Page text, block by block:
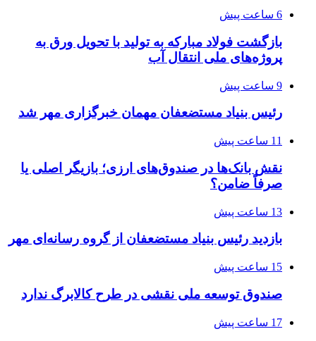
6 ساعت پیش
بازگشت فولاد مبارکه به تولید با تحویل ورق به
پروژه‌های ملی انتقال آب
9 ساعت پیش
رئیس بنیاد مستضعفان مهمان خبرگزاری مهر شد
11 ساعت پیش
نقش بانک‌ها در صندوق‌های ارزی؛ بازیگر اصلی یا
صرفاً ضامن؟
13 ساعت پیش
بازدید رئیس بنیاد مستضعفان از گروه رسانه‌ای مهر
15 ساعت پیش
صندوق توسعه ملی نقشی در طرح کالابرگ ندارد
17 ساعت پیش